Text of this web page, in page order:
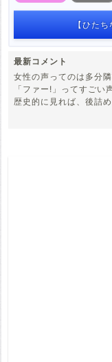
【ひた
最新コメント
女性の声ってのは多分
「ファー!」ってすごい
歴史的に見れば、後詰